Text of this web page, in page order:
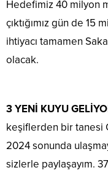
Hedefimiz 40 milyon
çıktığımız gün de 15
ihtiyacı tamamen
olacak.
3 YENİ KUYU
keşiflerden bir tanesi
2024 sonunda
sizlerle paylaşayım.